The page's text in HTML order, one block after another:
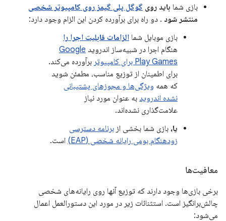
بازی شما باید روی گوگل پلی گیمز روی کامپیوتر شخصی
منتشر شود . دو راه برای برآورده کردن این الزام وجود دارد:
بازی موبایل شما الزامات قابلیت اجرا را
هنگام اجرا در شبیه‌ساز اندروید Google
Play Games برای کامپیوتر
برآورده می‌کند.
برای اطمینان از توزیع مناسب، مطمئن شوید
که همه ویژگی‌ها و مجوزهای پشتیبانی
نشده اندروید به عنوان مورد نیاز
علامت‌گذاری نشده‌اند.
یا، بازی شما بخشی از برنامه دسترسی
زودهنگام بومی رایانه شخصی (EAP)
است.
معافیت‌ها
برخی بازی‌ها وجود دارند که توزیع آنها روی رایانه‌های شخصی
چالش‌برانگیز است. استثنائات زیر در مورد این دستورالعمل اعمال
می‌شود: